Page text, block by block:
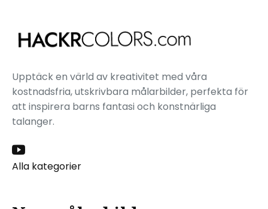
Upptäck en värld av kreativitet med våra
kostnadsfria, utskrivbara målarbilder, perfekta för
att inspirera barns fantasi och konstnärliga
talanger.
Alla kategorier